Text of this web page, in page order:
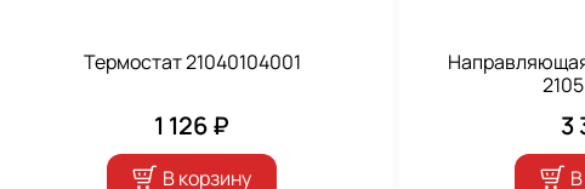
Термостат 21040104001
1 126 ₽
В корзину
3